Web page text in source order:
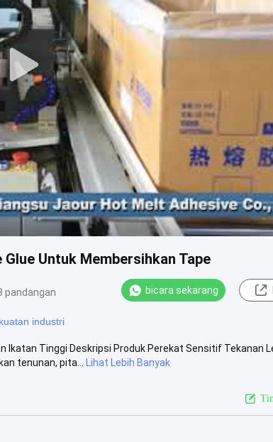
Untuk Membersihkan Tape
pandangan bicara sekarang
industri
Ikatan Tinggi Deskripsi Produk Perekat Sensitif Tekanan
tenunan, pita...
Lihat Lebih Banyak